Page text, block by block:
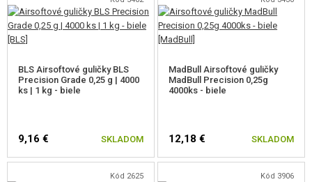
BLS Airsoftové guličky BLS
Precision Grade 0,25 g | 4000
ks | 1 kg - biele
9,16 € SKLADOM
MadBull Airsoftové guličky
MadBull Precision 0,25g
4000ks - biele
12,18 € SKLADOM
Kód 2625 Kód 3906